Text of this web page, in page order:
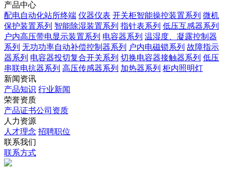
产品中心
配电自动化站所终端 仪器仪表 开关柜智能操控装置系列 微机
保护装置系列 智能除湿装置系列 指针表系列 低压互感器系列
户内高压带电显示装置系列 电容器系列 温湿度、凝露控制器
系列 无功功率自动补偿控制器系列 户内电磁锁系列 故障指示
器系列 电容器投切复合开关系列 切换电容器接触器系列 低压
串联电抗器系列 高压传感器系列 加热器系列 柜内照明灯
新闻资讯
产品知识 行业新闻
荣誉资质
产品证书公司资质
人力资源
人才理念 招聘职位
联系我们
联系方式